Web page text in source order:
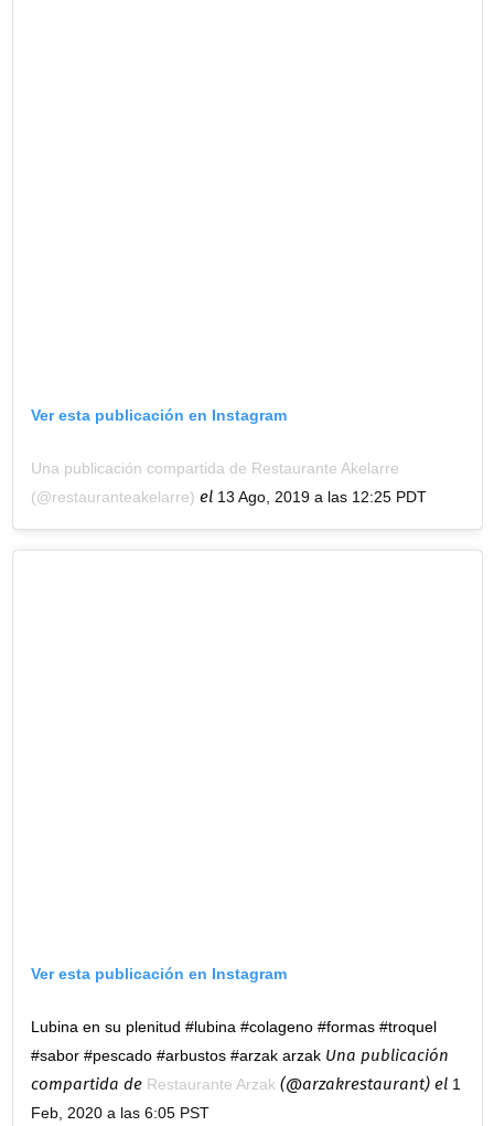
Ver esta publicación en Instagram
Una publicación compartida de Restaurante Akelarre
(@restauranteakelarre) el 13 Ago, 2019 a las 12:25 PDT
Ver esta publicación en Instagram
Lubina en su plenitud #lubina #colageno #formas #troquel
#sabor #pescado #arbustos #arzak arzak Una publicación
compartida de Restaurante Arzak (@arzakrestaurant) el 1
Feb, 2020 a las 6:05 PST